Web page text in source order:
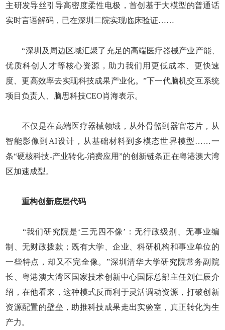
主研发导丝引导高密度柔性电极，首创基于大模型的普通话
实时言语解码，已在深圳二院实现临床验证……
“深圳及周边区域汇聚了充足的高端医疗器械产业产能、
优质科创人才等核心资源，助力我们用更低成本、更快速
度、更高效率去实现科技成果产业化。”下一代脑机交互系统
项目负责人、脑思科技CEO肖海表示。
不仅是在高端医疗器械领域，从外骨骼到器官芯片，从
智能影像到AI设计，从基础材料到多模态世界模型……一
条“硬核科技-产业转化-消费应用”的创新链条正在粤港澳大湾
区加速成型。
重构创新底层代码
“我们研究院是‘三无四不像’：无行政级别、无事业编
制、无财政拨款；既有大学、企业、科研机构和事业单位的
一些特点，却又不完全像。”深圳清华大学研究院常务副院
长、粤港澳大湾区国家技术创新中心国际总部主任刘仁辰介
绍，在他看来，这种模式反而利于灵活调动资源，打破创新
资源配置的壁垒，助推科技成果走出实验室，真正转化为生
产力。